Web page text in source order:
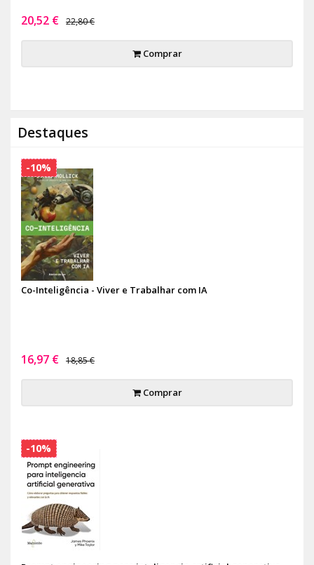
20,52 € 22,80 €
Comprar
Destaques
Co-Inteligência - Viver e Trabalhar com IA
16,97 € 18,85 €
Comprar
-10%
-10%